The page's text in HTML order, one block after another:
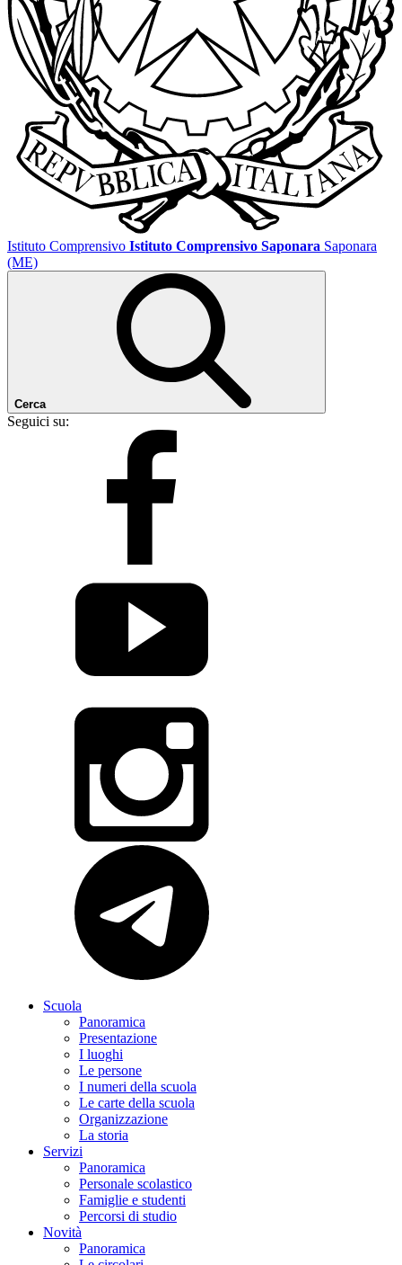
Istituto Comprensivo Istituto Comprensivo Saponara Saponara
(ME)
Cerca
Seguici su:
Scuola
Panoramica
Presentazione
I luoghi
Le persone
I numeri della scuola
Le carte della scuola
Organizzazione
La storia
Servizi
Panoramica
Personale scolastico
Famiglie e studenti
Percorsi di studio
Novità
Panoramica